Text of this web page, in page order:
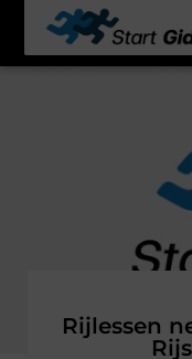
Rijlessen